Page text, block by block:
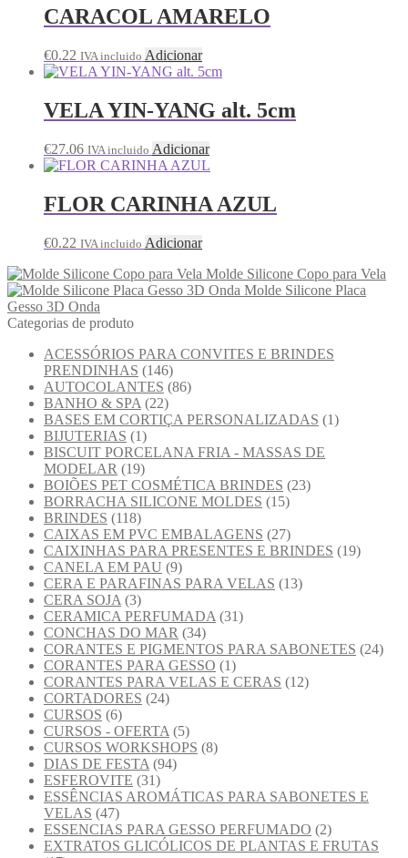
CARACOL AMARELO
€0.22 IVA incluido Adicionar
VELA YIN-YANG alt. 5cm
€27.06 IVA incluido Adicionar
FLOR CARINHA AZUL
€0.22 IVA incluido Adicionar
Molde Silicone Copo para Vela
Molde Silicone Placa
Gesso 3D Onda
Categorias de produto
ACESSÓRIOS PARA CONVITES E BRINDES
PRENDINHAS (146)
AUTOCOLANTES (86)
BANHO & SPA (22)
BASES EM CORTIÇA PERSONALIZADAS (1)
BIJUTERIAS (1)
BISCUIT PORCELANA FRIA - MASSAS DE
MODELAR (19)
BOIÕES PET COSMÉTICA BRINDES (23)
BORRACHA SILICONE MOLDES (15)
BRINDES (118)
CAIXAS EM PVC EMBALAGENS (27)
CAIXINHAS PARA PRESENTES E BRINDES (19)
CANELA EM PAU (9)
CERA E PARAFINAS PARA VELAS (13)
CERA SOJA (3)
CERAMICA PERFUMADA (31)
CONCHAS DO MAR (34)
CORANTES E PIGMENTOS PARA SABONETES (24)
CORANTES PARA GESSO (1)
CORANTES PARA VELAS E CERAS (12)
CORTADORES (24)
CURSOS (6)
CURSOS - OFERTA (5)
CURSOS WORKSHOPS (8)
DIAS DE FESTA (94)
ESFEROVITE (31)
ESSÊNCIAS AROMÁTICAS PARA SABONETES E
VELAS (47)
ESSENCIAS PARA GESSO PERFUMADO (2)
EXTRATOS GLICÓLICOS DE PLANTAS E FRUTAS